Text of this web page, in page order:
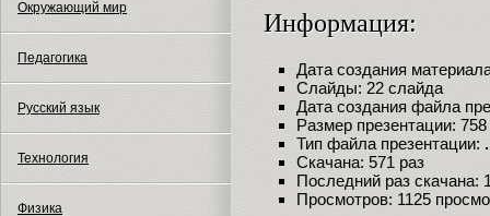
Окружающий мир
Педагогика
Русский язык
Технология
Физика
Информация:
Дата создания
Слайды: 22 слайда
Дата создания файла
Размер презентации:
Тип файла презентации:
Скачана: 571 раз
Последний раз скачана:
Просмотров: 1125